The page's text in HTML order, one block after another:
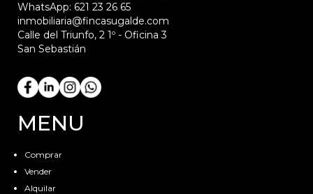
WhatsApp: 621 23 26 65
inmobiliaria@fincasugalde.com
Calle del Triunfo, 2 1º - Oficina 3
San Sebastián
MENU
Comprar
Vender
Alquilar